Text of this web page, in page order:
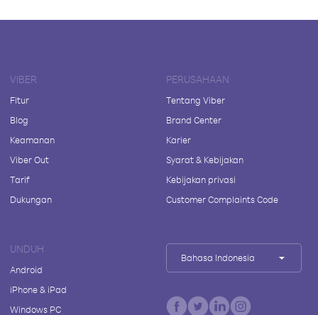
VIBER
Fitur
Blog
Keamanan
Viber Out
Tarif
Dukungan
PERUSAHAAN
Tentang Viber
Brand Center
Karier
Syarat & Kebijakan
Kebijakan privasi
Customer Complaints Code
UNDUH
Android
iPhone & iPad
Windows PC
Bahasa Indonesia